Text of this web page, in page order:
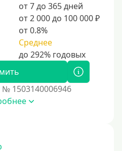
от 7 до 365 дней
от 2 000 до 100 000 ₽
от 0.8%
Среднее
1503140006946